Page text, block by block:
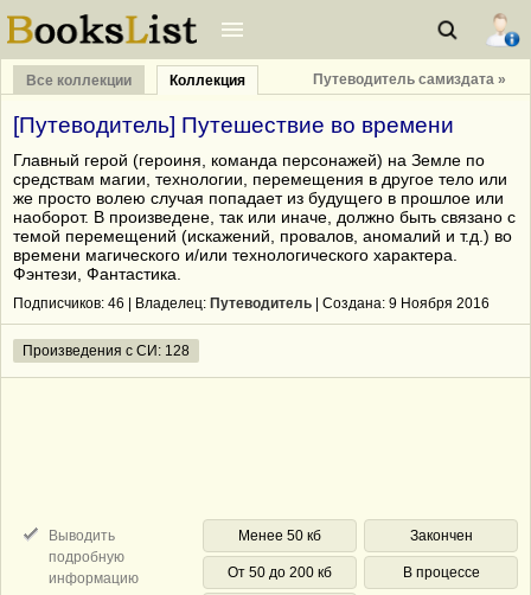
Все коллекции Коллекция Путеводитель самиздата »
[Путеводитель] Путешествие во времени
Главный герой (героиня, команда персонажей) на Земле по
средствам магии, технологии, перемещения в другое тело или
же просто волею случая попадает из будущего в прошлое или
наоборот. В произведене, так или иначе, должно быть связано с
темой перемещений (искажений, провалов, аномалий и т.д.) во
времени магического и/или технологического характера.
Фэнтези, Фантастика.
Подписчиков: 46 | Владелец: Путеводитель | Cоздана: 9 Ноября 2016
Произведения с СИ: 128
Выводить
подробную
информацию
Менее 50 кб
От 50 до 200 кб
Закончен
В процессе